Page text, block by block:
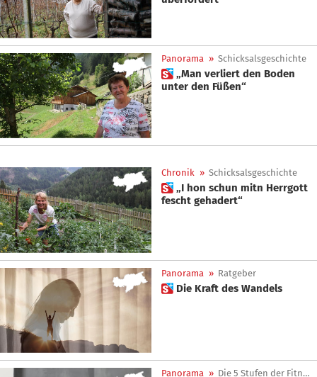
Panorama » Schicksalsgeschichte
 „Man verliert den Boden
unter den Füßen“
Chronik » Schicksalsgeschichte
 „I hon schun mitn Herrgott
fescht gehadert“
Panorama » Ratgeber
 Die Kraft des Wandels
Panorama » Die 5 Stufen der Fitness